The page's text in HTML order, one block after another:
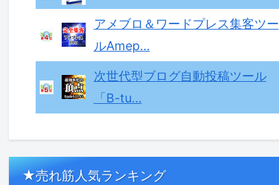
アメブロ＆ワードプレス集客ツー
ルAmep…
次世代型ブログ自動投稿ツール
「B-tu…
★売れ筋人気ランキング